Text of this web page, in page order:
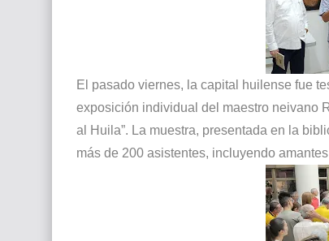
El pasado viernes, la capital huilense fue
exposición individual del maestro neivano
al Huila”. La muestra, presentada en la
más de 200 asistentes, incluyendo